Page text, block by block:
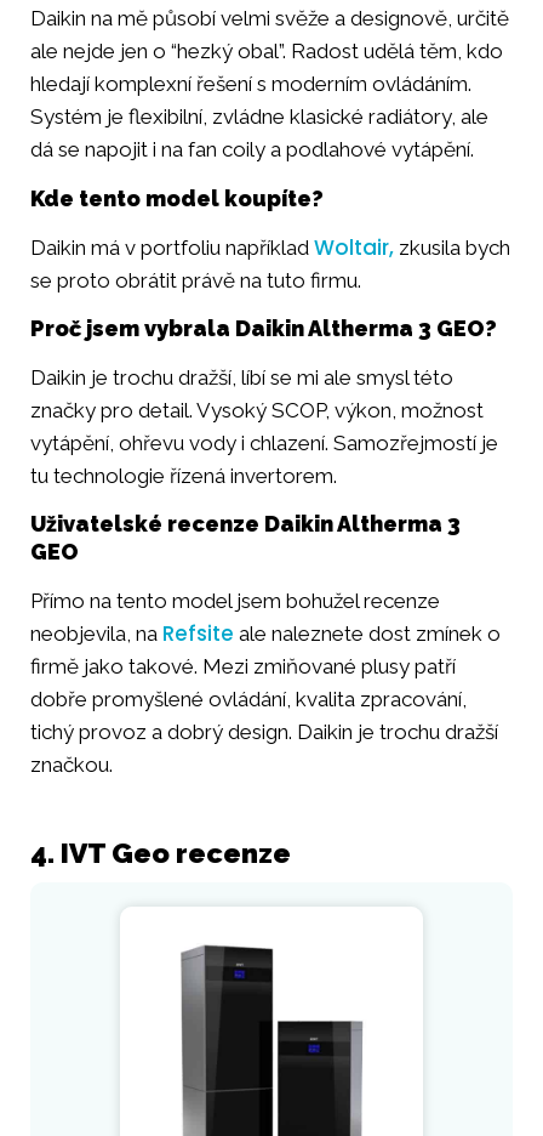
Daikin na mě působí velmi svěže a designově, určitě
ale nejde jen o “hezký obal”. Radost udělá těm, kdo
hledají komplexní řešení s moderním ovládáním.
Systém je flexibilní, zvládne klasické radiátory, ale
dá se napojit i na fan coily a podlahové vytápění.
Kde tento model koupíte?
Daikin má v portfoliu například Woltair, zkusila bych
se proto obrátit právě na tuto firmu.
Proč jsem vybrala Daikin Altherma 3 GEO?
Daikin je trochu dražší, líbí se mi ale smysl této
značky pro detail. Vysoký SCOP, výkon, možnost
vytápění, ohřevu vody i chlazení. Samozřejmostí je
tu technologie řízená invertorem.
Uživatelské recenze Daikin Altherma 3
GEO
Přímo na tento model jsem bohužel recenze
neobjevila, na Refsite ale naleznete dost zmínek o
firmě jako takové. Mezi zmiňované plusy patří
dobře promyšlené ovládání, kvalita zpracování,
tichý provoz a dobrý design. Daikin je trochu dražší
značkou.
4. IVT Geo recenze